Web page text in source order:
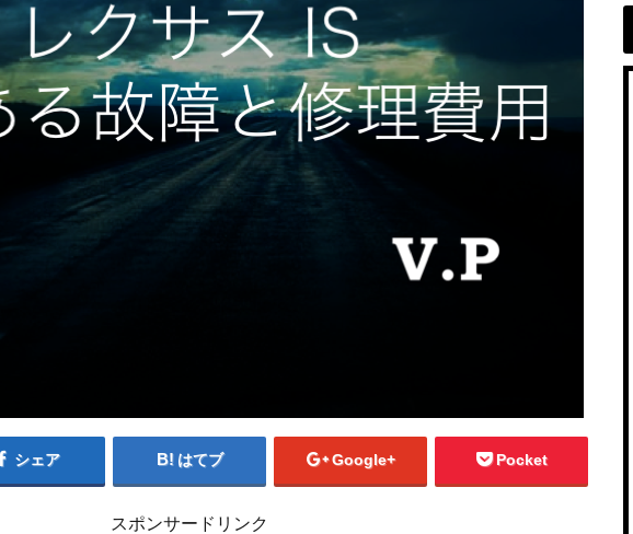
シェア はてブ Google+ Pocket
スポンサードリンク